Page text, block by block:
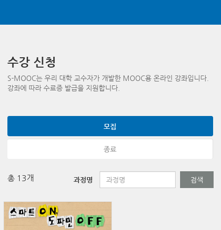
수강 신청
S-MOOC는 우리 대학 교수자가 개발한 MOOC용 온라인 강좌입니다.
강좌에 따라 수료증 발급을 지원합니다.
모집
종료
총 13개 과정명 검색